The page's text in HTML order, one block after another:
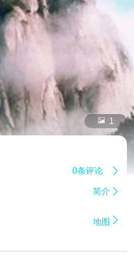
 1
0条评论 
简介 
地图 